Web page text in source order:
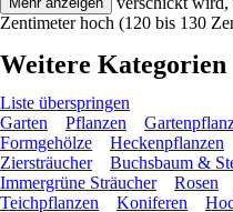
Zentimeter hoch (120 bis 130
Weitere Kategorien
Liste überspringen
Garten
Pflanzen
Formgehölze
Heckenpflanzen
Ziersträucher
Buchsbaum &
Immergrüne Sträucher
Rosen
Teichpflanzen
Koniferen